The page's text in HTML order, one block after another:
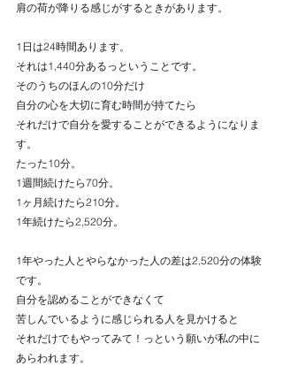
肩の荷が降りる感じがするときがあります。
1日は24時間あります。
それは1,440分あるっということです。
そのうちのほんの10分だけ
自分の心を大切に育む時間が持てたら
それだけで自分を愛することができるようになりま
す。
たった10分。
1週間続けたら70分。
1ヶ月続けたら210分。
1年続けたら2,520分。
1年やった人とやらなかった人の差は2,520分の体験
です。
自分を認めることができなくて
苦しんでいるように感じられる人を見かけると
それだけでもやってみて！っという願いが私の中に
あらわれます。